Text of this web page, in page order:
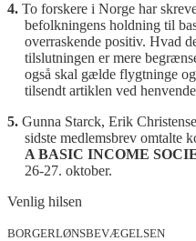
4. To forskere i Norge har
befolkningens holdning til
overraskende positiv. Hvad
tilslutningen er mere
også skal gælde flygtninge
tilsendt artiklen ved
5. Gunna Starck, Erik
sidste medlemsbrev omtalte
A BASIC INCOME
26-27. oktober.
Venlig hilsen
BORGERLØNSBEVÆGELSEN